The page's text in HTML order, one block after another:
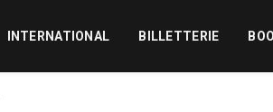
INTERNATIONAL BILLETTERIE